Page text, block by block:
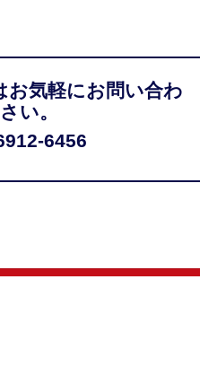
お気軽にお問い合わ
い。
6456